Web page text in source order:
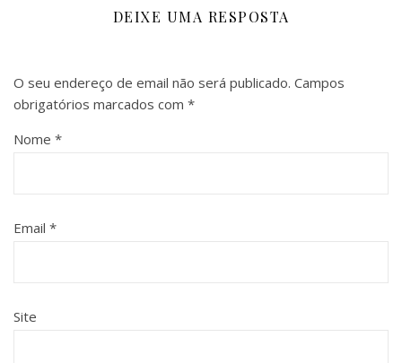
DEIXE UMA RESPOSTA
O seu endereço de email não será publicado. Campos
obrigatórios marcados com *
Nome *
Email *
Site